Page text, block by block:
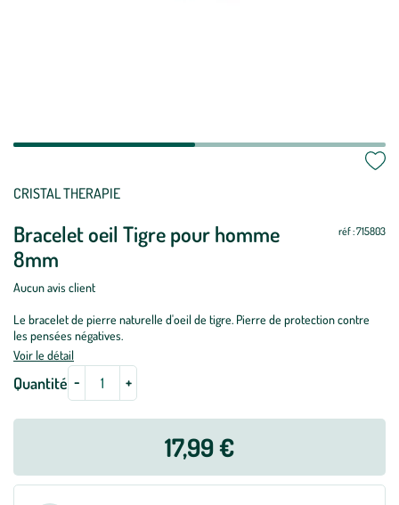
CRISTAL THERAPIE
Bracelet oeil Tigre pour homme
8mm
réf : 715803
Aucun avis client
Le bracelet de pierre naturelle d'oeil de tigre. Pierre de protection contre
les pensées négatives.
Voir le détail
Quantité
Mettre
jour
-
Mettre
jour
+
17,99 €